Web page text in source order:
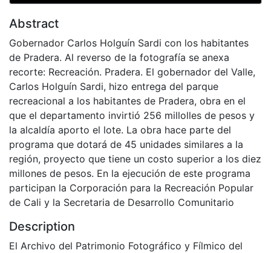
Abstract
Gobernador Carlos Holguín Sardi con los habitantes
de Pradera. Al reverso de la fotografía se anexa
recorte: Recreación. Pradera. El gobernador del Valle,
Carlos Holguín Sardi, hizo entrega del parque
recreacional a los habitantes de Pradera, obra en el
que el departamento invirtió 256 millolles de pesos y
la alcaldía aporto el lote. La obra hace parte del
programa que dotará de 45 unidades similares a la
región, proyecto que tiene un costo superior a los diez
millones de pesos. En la ejecución de este programa
participan la Corporación para la Recreación Popular
de Cali y la Secretaria de Desarrollo Comunitario
Description
El Archivo del Patrimonio Fotográfico y Fílmico del